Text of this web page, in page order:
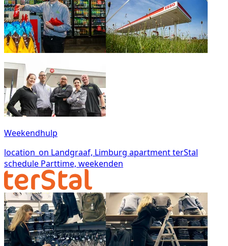
Weekendhulp
location_on Landgraaf, Limburg apartmentterStal
schedule Parttime, weekenden